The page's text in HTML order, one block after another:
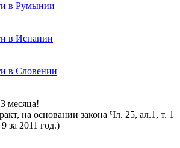
в Румынии
в Испании
в Словении
месяца!
на основании закона Чл. 25, ал.1, т. 1
за 2011 год.)